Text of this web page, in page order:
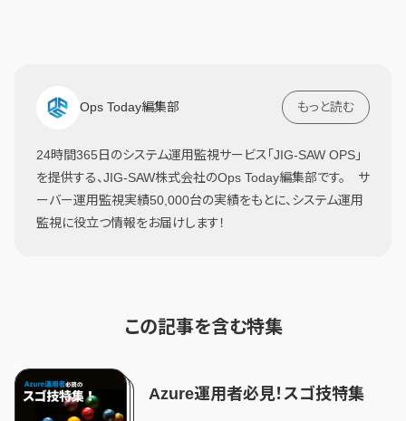
Ops Today編集部 もっと読む
24時間365日のシステム運用監視サービス「JIG-SAW OPS」
を提供する、JIG-SAW株式会社のOps Today編集部です。 サ
ーバー運用監視実績50,000台の実績をもとに、システム運用
監視に役立つ情報をお届けします！
この記事を含む特集
Azure運用者必見！スゴ技特集